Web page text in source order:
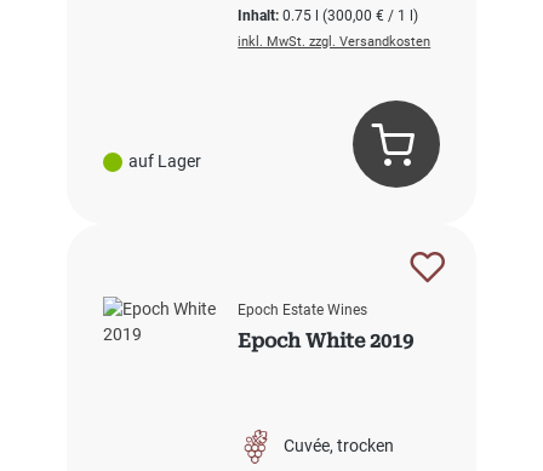
auf Lager
Inhalt:0.75 l(300,00 € / 1 l)
inkl. MwSt. zzgl. Versandkosten
Epoch Estate Wines
Epoch White 2019
Cuvée trocken